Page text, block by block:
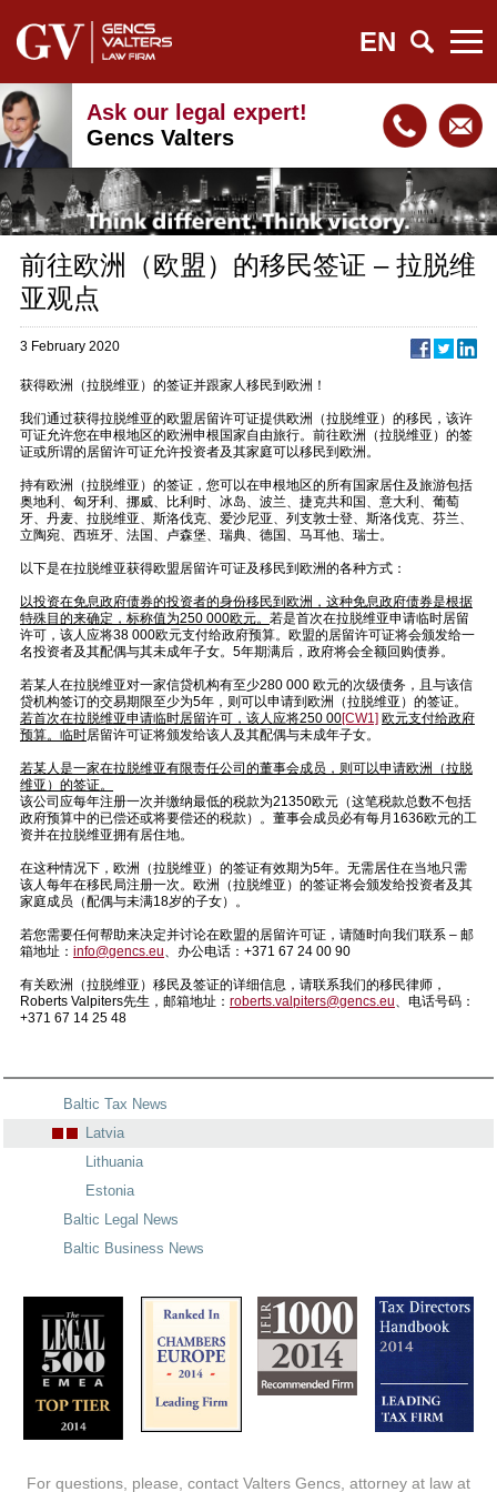
EN
Ask our legal expert!
Gencs Valters
前往欧洲（欧盟）的移民签证 – 拉脱维
亚观点
3 February 2020
获得欧洲（拉脱维亚）的签证并跟家人移民到欧洲！
我们通过获得拉脱维亚的欧盟居留许可证提供欧洲（拉脱维亚）的移民，该许
可证允许您在申根地区的欧洲申根国家自由旅行。前往欧洲（拉脱维亚）的签
证或所谓的居留许可证允许投资者及其家庭可以移民到欧洲。
持有欧洲（拉脱维亚）的签证，您可以在申根地区的所有国家居住及旅游包括
奥地利、匈牙利、挪威、比利时、冰岛、波兰、捷克共和国、意大利、葡萄
牙、丹麦、拉脱维亚、斯洛伐克、爱沙尼亚、列支敦士登、斯洛伐克、芬兰、
立陶宛、西班牙、法国、卢森堡、瑞典、德国、马耳他、瑞士。
以下是在拉脱维亚获得欧盟居留许可证及移民到欧洲的各种方式：
以投资在免息政府债券的投资者的身份移民到欧洲，这种免息政府债券是根据
特殊目的来确定，标称值为250 000欧元。 若是首次在拉脱维亚申请临时居留
许可，该人应将38 000欧元支付给政府预算。欧盟的居留许可证将会颁发给一
名投资者及其配偶与其未成年子女。5年期满后，政府将会全额回购债券。
若某人在拉脱维亚对一家信贷机构有至少280 000 欧元的次级债务，且与该信
贷机构签订的交易期限至少为5年，则可以申请到欧洲（拉脱维亚）的签证。
若首次在拉脱维亚申请临时居留许可，该人应将250 00[CW1] 欧元支付给政府
预算。 临时居留许可证将颁发给该人及其配偶与未成年子女。
若某人是一家在拉脱维亚有限责任公司的董事会成员，则可以申请欧洲（拉脱
维亚）的签证。
该公司应每年注册一次并缴纳最低的税款为21350欧元（这笔税款总数不包括
政府预算中的已偿还或将要偿还的税款）。董事会成员必有每月1636欧元的工
资并在拉脱维亚拥有居住地。
在这种情况下，欧洲（拉脱维亚）的签证有效期为5年。无需居住在当地只需
该人每年在移民局注册一次。欧洲（拉脱维亚）的签证将会颁发给投资者及其
家庭成员（配偶与未满18岁的子女）。
若您需要任何帮助来决定并讨论在欧盟的居留许可证，请随时向我们联系 – 邮
箱地址： info@gencs.eu 、办公电话：+371 67 24 00 90
有关欧洲（拉脱维亚）移民及签证的详细信息，请联系我们的移民律师，
Roberts Valpiters先生，邮箱地址： roberts.valpiters@gencs.eu 、电话号码：
+371 67 14 25 48
Baltic Tax News
Latvia
Lithuania
Estonia
Baltic Legal News
Baltic Business News
For questions, please, contact Valters Gencs, attorney at law at